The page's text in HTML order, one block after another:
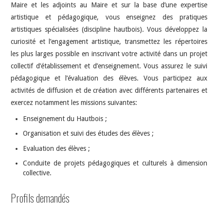
Maire et les adjoints au Maire et sur la base d’une expertise
artistique et pédagogique, vous enseignez des pratiques
artistiques spécialisées (discipline hautbois). Vous développez la
curiosité et l’engagement artistique, transmettez les répertoires
les plus larges possible en inscrivant votre activité dans un projet
collectif d’établissement et d’enseignement. Vous assurez le suivi
pédagogique et l’évaluation des élèves. Vous participez aux
activités de diffusion et de création avec différents partenaires et
exercez notamment les missions suivantes:
Enseignement du Hautbois ;
Organisation et suivi des études des élèves ;
Evaluation des élèves ;
Conduite de projets pédagogiques et culturels à dimension
collective.
Profils demandés